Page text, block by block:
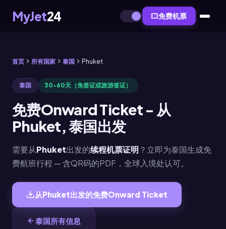
MyJet24 免费机票
首页 所有国家 泰国 Phuket
泰国 30-60天（免签证或旅游签证）
免费Onward Ticket - 从
Phuket, 泰国出发
需要从Phuket出发的续程机票证明 ？立即为泰国生成免
费航班行程 — 含QR码的PDF，全球入境处认可。
从Phuket出发的免费Onward Ticket
泰国所有信息